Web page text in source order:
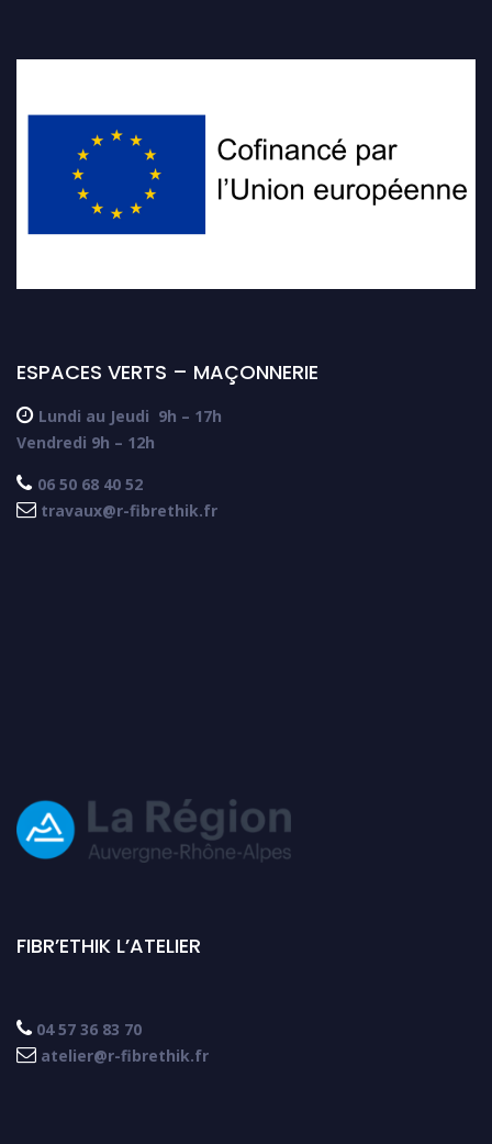
ESPACES VERTS – MAÇONNERIE
 Lundi au Jeudi 9h – 17h
Vendredi 9h – 12h
 06 50 68 40 52
 travaux@r-fibrethik.fr
FIBR’ETHIK L’ATELIER
 04 57 36 83 70
 atelier@r-fibrethik.fr